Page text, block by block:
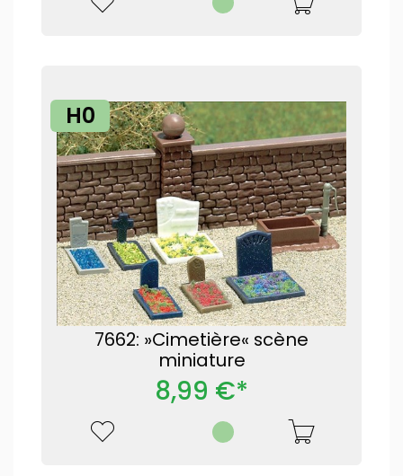
H0
7662: »Cimetière« scène
miniature
8,99 €*